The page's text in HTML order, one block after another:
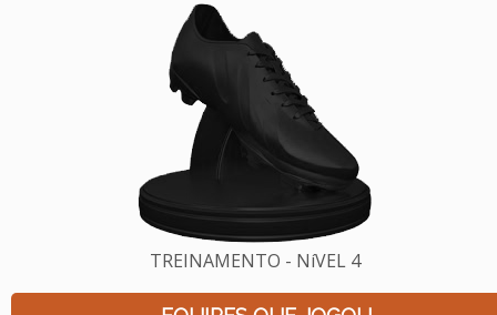
TREINAMENTO - NíVEL 4